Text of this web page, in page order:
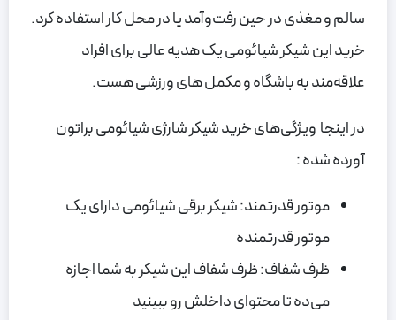
سالم و مغذی در حین رفت‌وآمد یا در محل کار استفاده کرد.
خرید این شیکر شیائومی یک هدیه عالی برای افراد
علاقه‌مند به باشگاه و مکمل های ورزشی هست.
در اینجا ویژگی‌های خرید شیکر شارژی شیائومی براتون
آورده شده :
موتور قدرتمند: شیکر برقی شیائومی دارای یک
موتور قدرتمنده
ظرف شفاف: ظرف شفاف این شیکر به شما اجازه
می‌ده تا محتوای داخلش رو ببینید